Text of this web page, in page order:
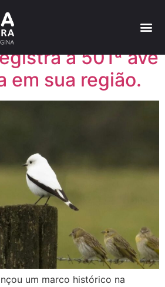
a 501ª ave
em sua região.
um marco histórico na